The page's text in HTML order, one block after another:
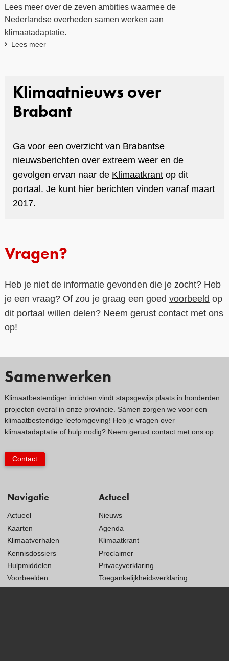
Lees meer over de zeven ambities waarmee de
Nederlandse overheden samen werken aan
klimaatadaptatie.
Lees meer
Klimaatnieuws over
Brabant
Ga voor een overzicht van Brabantse
nieuwsberichten over extreem weer en de
gevolgen ervan naar de Klimaatkrantop dit
portaal. Je kunt hier berichten vinden vanaf maart
2017.
Vragen?
Heb je niet de informatie gevonden die je zocht? Heb
je een vraag? Of zou je graag een goed voorbeeld op
dit portaal willen delen? Neem gerust contactmet ons
op!
Navigatie
Actueel
Kaarten
Klimaatverhalen
Kennisdossiers
Hulpmiddelen
Voorbeelden
Actueel
Nieuws
Agenda
Klimaatkrant
Proclaimer
Privacyverklaring
Toegankelijkheidsverklaring
Samenwerken
Klimaatbestendiger inrichten vindt stapsgewijs plaats in honderden
projecten overal in onze provincie. Sámen zorgen we voor een
klimaatbestendige leefomgeving! Heb je vragen over
klimaatadaptatie of hulp nodig? Neem gerust contact met ons op.
Contact